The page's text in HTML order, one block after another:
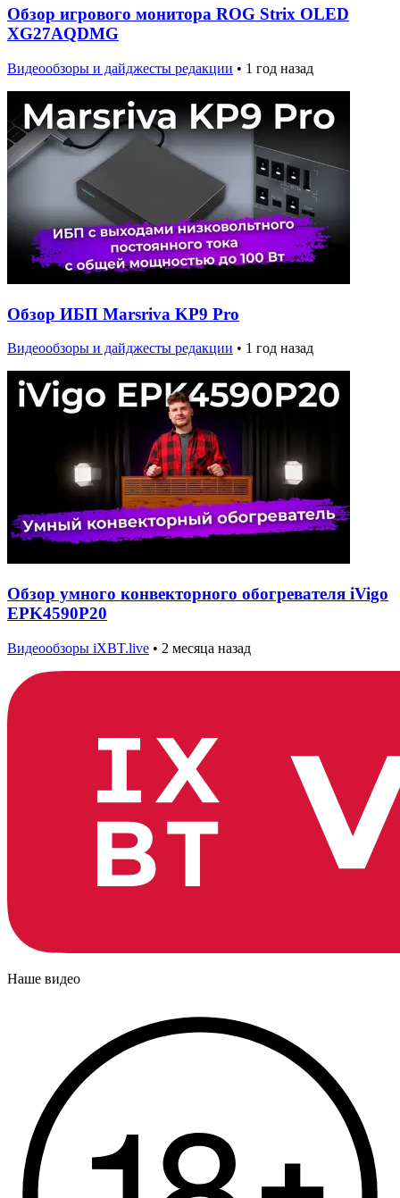
Обзор игрового монитора ROG Strix OLED
XG27AQDMG
Видеообзоры и дайджесты редакции • 1 год назад
Обзор ИБП Marsriva KP9 Pro
Видеообзоры и дайджесты редакции • 1 год назад
Обзор умного конвекторного обогревателя iVigo
EPK4590P20
Видеообзоры iXBT.live • 2 месяца назад
Наше видео